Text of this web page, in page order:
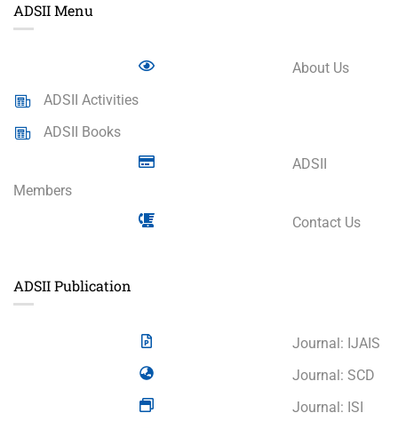
ADSII Menu
About Us
ADSII Activities
ADSII Books
ADSII
Members
Contact Us
ADSII Publication
Journal: IJAIS
Journal: SCD
Journal: ISI